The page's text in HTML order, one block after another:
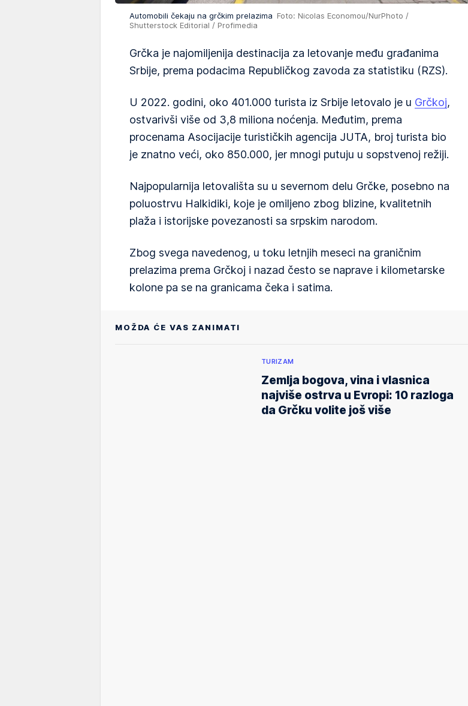
Automobili čekaju na grčkim prelazima Foto: Nicolas Economou/NurPhoto /
Shutterstock Editorial / Profimedia
Grčka je najomiljenija destinacija za letovanje među građanima
Srbije, prema podacima Republičkog zavoda za statistiku (RZS).
U 2022. godini, oko 401.000 turista iz Srbije letovalo je u Grčkoj,
ostvarivši više od 3,8 miliona noćenja. Međutim, prema
procenama Asocijacije turističkih agencija JUTA, broj turista bio
je znatno veći, oko 850.000, jer mnogi putuju u sopstvenoj režiji.
Najpopularnija letovališta su u severnom delu Grčke, posebno na
poluostrvu Halkidiki, koje je omiljeno zbog blizine, kvalitetnih
plaža i istorijske povezanosti sa srpskim narodom.
Zbog svega navedenog, u toku letnjih meseci na graničnim
prelazima prema Grčkoj i nazad često se naprave i kilometarske
kolone pa se na granicama čeka i satima.
MOŽDA ĆE VAS ZANIMATI
TURIZAM
Zemlja bogova, vina i vlasnica
najviše ostrva u Evropi: 10 razloga
da Grčku volite još više